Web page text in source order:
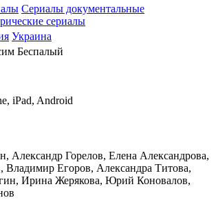
Сериалы документальные
сериалы
Украина
Беспалый
iPad, Android
Горелов, Елена Александрова,
Егоров, Александра Титова,
Ирина Жерякова, Юрий Коновалов,